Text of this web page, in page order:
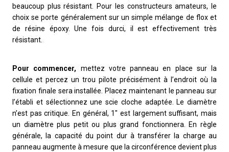
beaucoup plus résistant. Pour les constructeurs amateurs, le
choix se porte généralement sur un simple mélange de flox et
de résine époxy. Une fois durci, il est effectivement très
résistant.
Pour commencer, mettez votre panneau en place sur la
cellule et percez un trou pilote précisément à l’endroit où la
fixation finale sera installée. Placez maintenant le panneau sur
l’établi et sélectionnez une scie cloche adaptée. Le diamètre
n’est pas critique. En général, 1″ est largement suffisant, mais
un diamètre plus petit ou plus grand fonctionnera. En règle
générale, la capacité du point dur à transférer la charge au
panneau augmente à mesure que la circonférence devient plus